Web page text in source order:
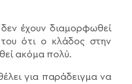
έχουν διαμορφωθεί
ότι ο κλάδος στην
ακόμα πολύ.
για παράδειγμα να